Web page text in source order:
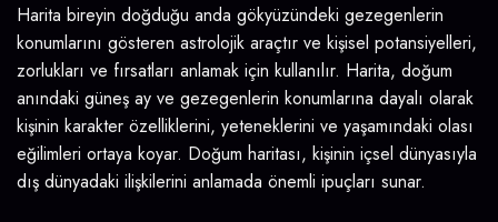
Harita bireyin doğduğu anda gökyüzündeki gezegenlerin
konumlarını gösteren astrolojik araçtır ve kişisel potansiyelleri,
zorlukları ve fırsatları anlamak için kullanılır. Harita, doğum
anındaki güneş ay ve gezegenlerin konumlarına dayalı olarak
kişinin karakter özelliklerini, yeteneklerini ve yaşamındaki olası
eğilimleri ortaya koyar. Doğum haritası, kişinin içsel dünyasıyla
dış dünyadaki ilişkilerini anlamada önemli ipuçları sunar.